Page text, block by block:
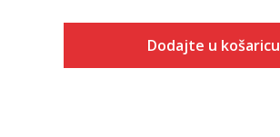
Dodajte u košaricu